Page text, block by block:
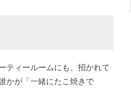
ティールームにも、招かれて
かが「一緒にたこ焼きで